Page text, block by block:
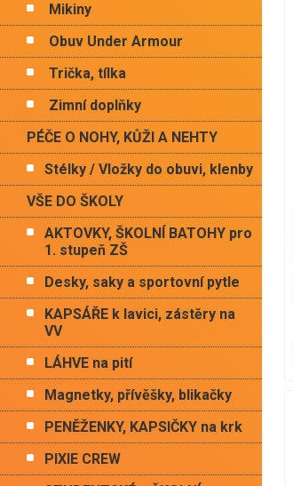
Mikiny
Obuv Under Armour
Trička, tílka
Zimní doplňky
PÉČE O NOHY, KŮŽI A NEHTY
Stélky / Vložky do obuvi, klenby
VŠE DO ŠKOLY
AKTOVKY, ŠKOLNÍ BATOHY pro
1. stupeň ZŠ
Desky, saky a sportovní pytle
KAPSÁŘE k lavici, zástěry na
VV
LÁHVE na pití
Magnetky, přívěšky, blikačky
PENĚŽENKY, KAPSIČKY na krk
PIXIE CREW